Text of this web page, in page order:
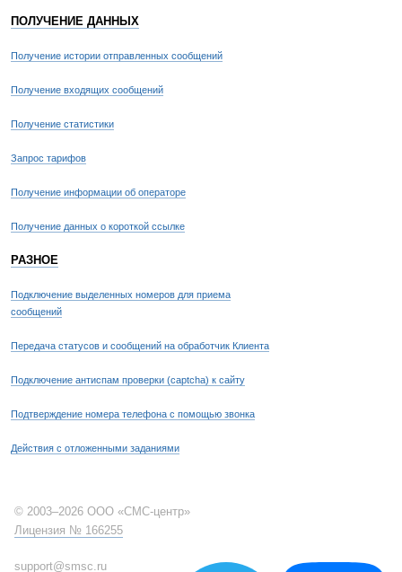
ПОЛУЧЕНИЕ ДАННЫХ
Получение истории отправленных сообщений
Получение входящих сообщений
Получение статистики
Запрос тарифов
Получение информации об операторе
Получение данных о короткой ссылке
РАЗНОЕ
Подключение выделенных номеров для приема
сообщений
Передача статусов и сообщений на обработчик Клиента
Подключение антиспам проверки (captcha) к сайту
Подтверждение номера телефона с помощью звонка
Действия с отложенными заданиями
© 2003–2026 ООО «СМС-центр»
Лицензия № 166255
support@smsc.ru